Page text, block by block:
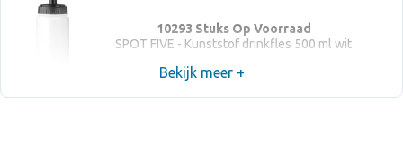
10293 Stuks Op Voorraad
SPOT FIVE - Kunststof drinkfles 500 ml wit
Bekijk meer +